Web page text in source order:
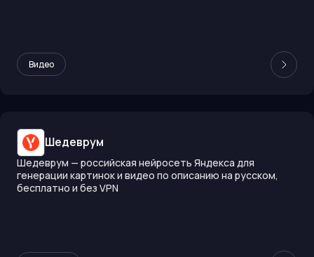
Видео
Шедеврум
Шедеврум — российская нейросеть Яндекса для
генерации картинок и видео по описанию на русском,
бесплатно и без VPN